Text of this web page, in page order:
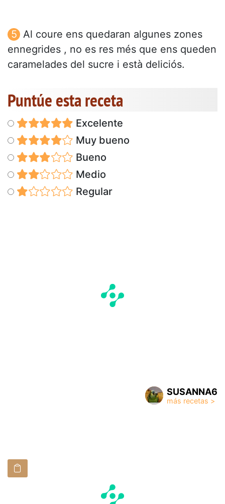
Al coure ens quedaran algunes zones
ennegrides , no es res més que ens queden
caramelades del sucre i està deliciós.
Puntúe esta receta
Excelente
Muy bueno
Bueno
Medio
Regular
SUSANNA6